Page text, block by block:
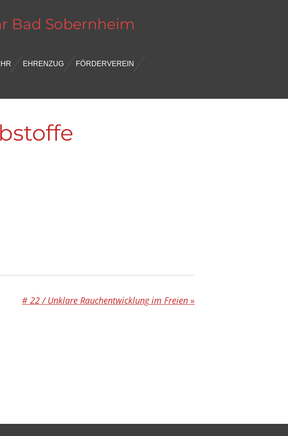
Bad Sobernheim
EHRENZUG FÖRDERVEREIN
# 22 / Unklare Rauchentwicklung im Freien »